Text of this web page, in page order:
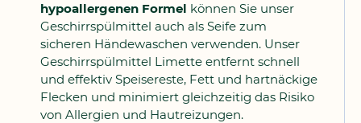
hypoallergenen Formel können Sie unser
Geschirrspülmittel auch als Seife zum
sicheren Händewaschen verwenden. Unser
Geschirrspülmittel Limette entfernt schnell
und effektiv Speisereste, Fett und hartnäckige
Flecken und minimiert gleichzeitig das Risiko
von Allergien und Hautreizungen.